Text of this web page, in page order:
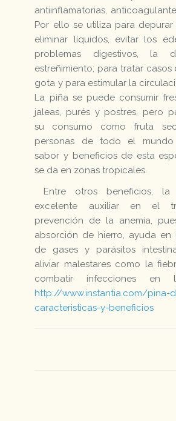
antiinflamatorias,
Por ello se utiliza para depurar
eliminar líquidos, evitar los
problemas digestivos, la
estreñimiento; para tratar casos
gota y para estimular la
La piña se puede consumir
jaleas, purés y postres, pero
su consumo como fruta
personas de todo el
sabor y beneficios de esta
se da en zonas tropicales.
Entre otros beneficios,
excelente auxiliar en el
prevención de la anemia,
absorción de hierro, ayuda en
de gases y parásitos
aliviar malestares como la
combatir infecciones en
http://www.instantia.com/pina-
caracteristicas-y-beneficios